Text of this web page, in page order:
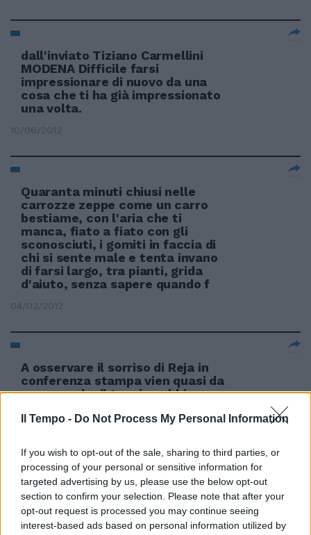
Il Tempo - Do Not Process My Personal Information
If you wish to opt-out of the sale, sharing to third parties, or
processing of your personal or sensitive information for
targeted advertising by us, please use the below opt-out
section to confirm your selection. Please note that after your
opt-out request is processed you may continue seeing
interest-based ads based on personal information utilized by
dall'inviato Tiziano Carmellini
MODENA Difficile farsi
impressionare di nuovo da una
cosa che ti ha già impressionato
una volta.
10/06/2012
Quaranta minuti chiusi nelle
carrozze zeppe come un carro
bestiame, con l'aria che ti
manca, fiato a fiato con gli
sconosciuti, i gomiti in faccia di
chi si sente male e tenta invano
di farsi largo, tra pianti, grida
d'aiuto, senza sapere quando f
04/03/2012
A osservare il sorriso di Reja in
conferenza stampa vien quasi da
pensare che il tecnico abbia
un gioco, inutile farsi il sangue
19/02/2012
I laziali tornano a farsi male da
soli